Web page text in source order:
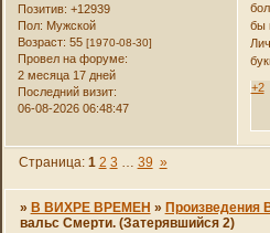
Позитив: +12939
Пол: Мужской
Возраст: 55[1970-08-30]
Провел на форуме:
2 месяца 17 дней
Последний визит:
06-08-2026 06:48:47
бы
+2
Страница: 1 2 3 39 »
» В ВИХРЕ ВРЕМЕН »
вальс Смерти. (Затерявшийся 2)